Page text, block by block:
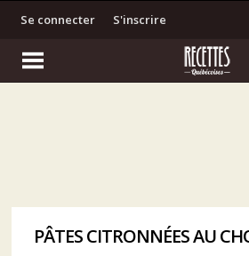
S'inscrire
Se connecter
PÂTES CITRONNÉES AU